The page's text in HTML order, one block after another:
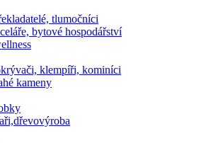
tlumočníci
bytové hospodářství
klempíři, kominíci
kameny